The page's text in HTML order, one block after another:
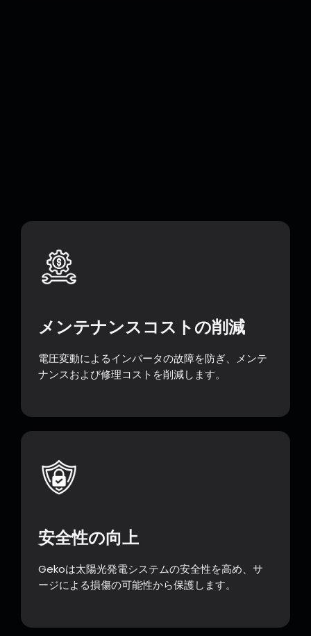
メンテナンスコストの削減
電圧変動によるインバータの故障を防ぎ、メンテ
ナンスおよび修理コストを削減します。
安全性の向上
Gekoは太陽光発電システムの安全性を高め、サ
ージによる損傷の可能性から保護します。